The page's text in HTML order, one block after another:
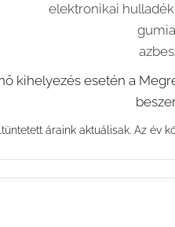
elektronikai
kihelyezés esetén a
áraink aktuálisak. Az év